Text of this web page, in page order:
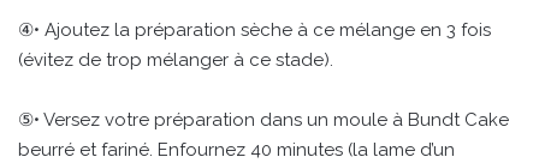
④• Ajoutez la préparation sèche à ce mélange en 3 fois
(évitez de trop mélanger à ce stade).
⑤• Versez votre préparation dans un moule à Bundt Cake
beurré et fariné. Enfournez 40 minutes (la lame d’un